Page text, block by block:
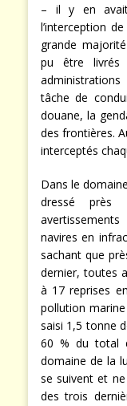
– il y en
l’interception
grande
pu être
tâche de
douane, la
des frontières.
interceptés
Dans le
dressé près
navires en
sachant que
dernier, toutes
à 17 reprises
pollution
saisi 1,5 tonne
60 % du total
domaine de la
se suivent et
des trois